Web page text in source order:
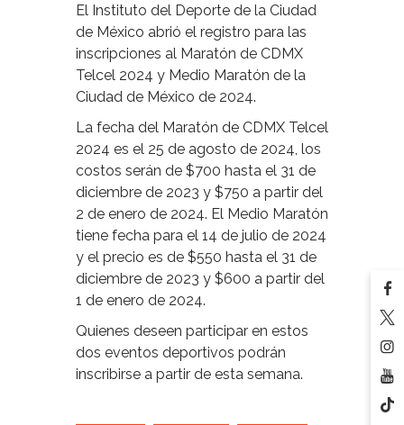
El Instituto del Deporte de la Ciudad
de México abrió el registro para las
inscripciones al Maratón de CDMX
Telcel 2024 y Medio Maratón de la
Ciudad de México de 2024.
La fecha del Maratón de CDMX Telcel
2024 es el 25 de agosto de 2024, los
costos serán de $700 hasta el 31 de
diciembre de 2023 y $750 a partir del
2 de enero de 2024. El Medio Maratón
tiene fecha para el 14 de julio de 2024
y el precio es de $550 hasta el 31 de
diciembre de 2023 y $600 a partir del
1 de enero de 2024.
Quienes deseen participar en estos
dos eventos deportivos podrán
inscribirse a partir de esta semana.